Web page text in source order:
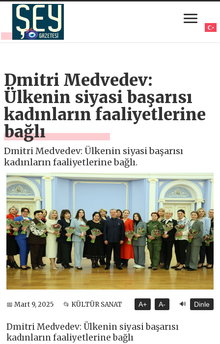
Dmitri Medvedev:
Ülkenin siyasi başarısı
kadınların faaliyetlerine
bağlı
Dmitri Medvedev: Ülkenin siyasi başarısı
kadınların faaliyetlerine bağlı.
📅 Mart 9, 2025 📂 KÜLTÜR SANAT A+ A- 🔊 Dinle
Dmitri Medvedev: Ülkenin siyasi başarısı
kadınların faaliyetlerine bağlı